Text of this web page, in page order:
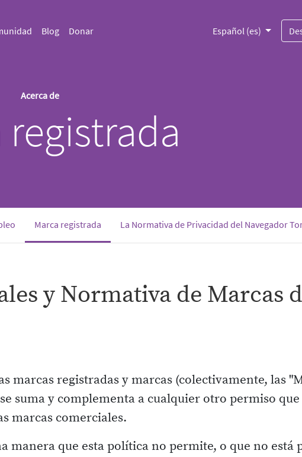
Blog Donar Español (es)
Acerca de
registrada
Marca registrada(current)La Normativa de Privacidad del Navegador
y Normativa de Marcas
marcas registradas y marcas (colectivamente, las
suma y complementa a cualquier otro permiso
marcas comerciales.
manera que esta política no permite, o que no está